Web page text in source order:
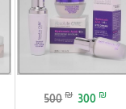
500 ₪ 300 ₪